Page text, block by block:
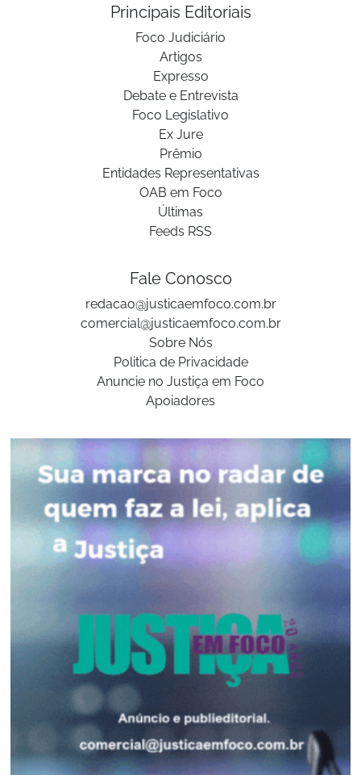
Principais Editoriais
Foco Judiciário
Artigos
Expresso
Debate e Entrevista
Foco Legislativo
Ex Jure
Prêmio
Entidades Representativas
OAB em Foco
Últimas
Feeds RSS
Fale Conosco
redacao@justicaemfoco.com.br
comercial@justicaemfoco.com.br
Sobre Nós
Politica de Privacidade
Anuncie no Justiça em Foco
Apoiadores